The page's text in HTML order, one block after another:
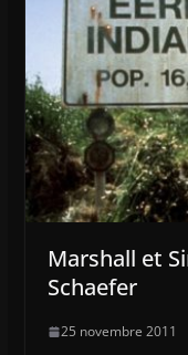
Marshall et
Schaefer
25 novembre 2011